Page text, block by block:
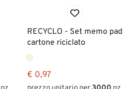
RECYCLO - Set memo pad
cartone riciclato
€ 0,97